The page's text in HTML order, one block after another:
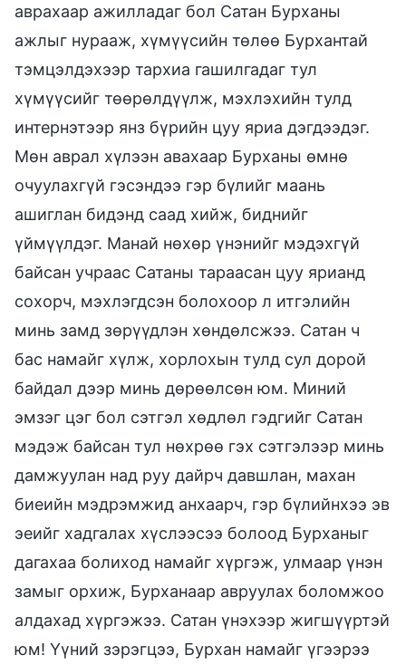
аврахаар ажилладаг бол Сатан Бурханы
ажлыг нурааж, хүмүүсийн төлөө Бурхантай
тэмцэлдэхээр тархиа гашилгадаг тул
хүмүүсийг төөрөлдүүлж, мэхлэхийн тулд
интернэтээр янз бүрийн цуу яриа дэгдээдэг.
Мөн аврал хүлээн авахаар Бурханы өмнө
очуулахгүй гэсэндээ гэр бүлийг маань
ашиглан бидэнд саад хийж, биднийг
үймүүлдэг. Манай нөхөр үнэнийг мэдэхгүй
байсан учраас Сатаны тараасан цуу ярианд
сохорч, мэхлэгдсэн болохоор л итгэлийн
минь замд зөрүүдлэн хөндөлсжээ. Сатан ч
бас намайг хүлж, хорлохын тулд сул дорой
байдал дээр минь дөрөөлсөн юм. Миний
эмзэг цэг бол сэтгэл хөдлөл гэдгийг Сатан
мэдэж байсан тул нөхрөө гэх сэтгэлээр минь
дамжуулан над руу дайрч давшлан, махан
биеийн мэдрэмжид анхаарч, гэр бүлийнхээ эв
эеийг хадгалах хүслээсээ болоод Бурханыг
дагахаа болиход намайг хүргэж, улмаар үнэн
замыг орхиж, Бурханаар авруулах боломжоо
алдахад хүргэжээ. Сатан үнэхээр жигшүүртэй
юм! Үүний зэрэгцээ, Бурхан намайг үгээрээ